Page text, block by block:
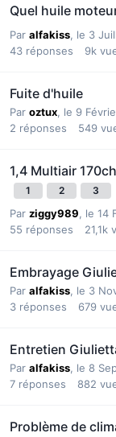
Quel huile
Par alfakiss, le 3
43 réponses 9k
Fuite d'huile
Par oztux, le 9
2 réponses 549
1,4 Multiair
1 2 3
Par ziggy989, le 14
55 réponses 21,1k
Embrayage
Par alfakiss, le 3
3 réponses 679
Entretien
Par alfakiss, le 8
7 réponses 882
Problème de